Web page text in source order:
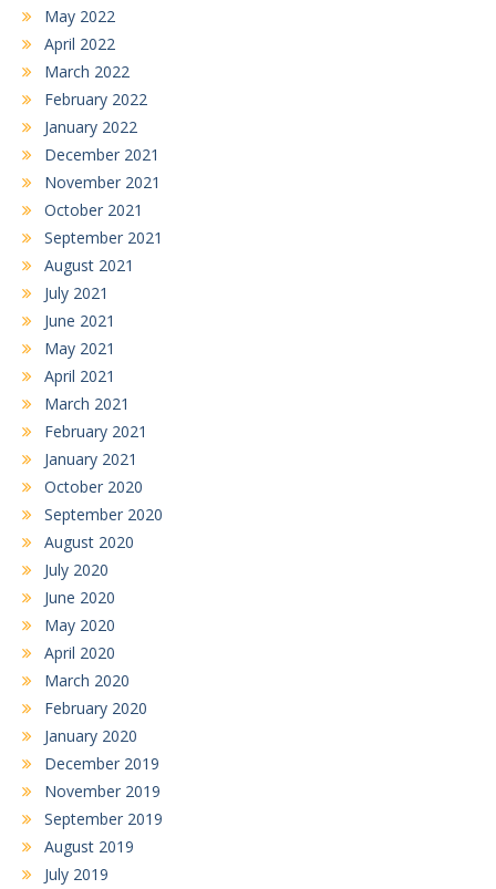
May 2022
April 2022
March 2022
February 2022
January 2022
December 2021
November 2021
October 2021
September 2021
August 2021
July 2021
June 2021
May 2021
April 2021
March 2021
February 2021
January 2021
October 2020
September 2020
August 2020
July 2020
June 2020
May 2020
April 2020
March 2020
February 2020
January 2020
December 2019
November 2019
September 2019
August 2019
July 2019